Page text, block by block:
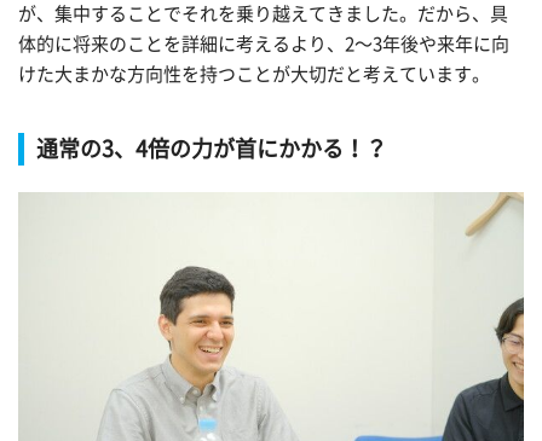
が、集中することでそれを乗り越えてきました。だから、具
体的に将来のことを詳細に考えるより、2〜3年後や来年に向
けた大まかな方向性を持つことが大切だと考えています。
通常の3、4倍の力が首にかかる！？